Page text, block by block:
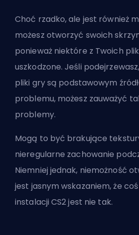
Choć rzadko, ale jest również
możesz otworzyć swoich
ponieważ niektóre z Twoich
uszkodzone. Jeśli
pliki gry są podstawowym
problemu, możesz zauważyć
problemy.
Mogą to być brakujące
nieregularne zachowanie
Niemniej jednak, niemożność
jest jasnym wskazaniem, że
instalacji CS2 jest nie tak.